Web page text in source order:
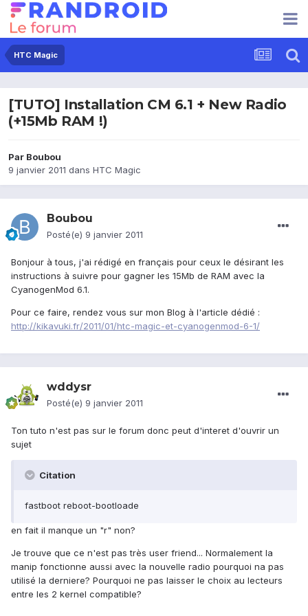
HTC Magic
[TUTO] Installation CM 6.1 + New Radio
(+15Mb RAM !)
Par Boubou
9 janvier 2011 dans HTC Magic
Boubou
Posté(e) 9 janvier 2011
Bonjour à tous, j'ai rédigé en français pour ceux le désirant les
instructions à suivre pour gagner les 15Mb de RAM avec la
CyanogenMod 6.1.
Pour ce faire, rendez vous sur mon Blog à l'article dédié :
http://kikavuki.fr/2011/01/htc-magic-et-cyanogenmod-6-1/
wddysr
Posté(e) 9 janvier 2011
Ton tuto n'est pas sur le forum donc peut d'interet d'ouvrir un
sujet
Citation
fastboot reboot-bootloade
en fait il manque un "r" non?
Je trouve que ce n'est pas très user friend... Normalement la
manip fonctionne aussi avec la nouvelle radio pourquoi na pas
utilisé la derniere? Pourquoi ne pas laisser le choix au lecteurs
entre les 2 kernel compatible?